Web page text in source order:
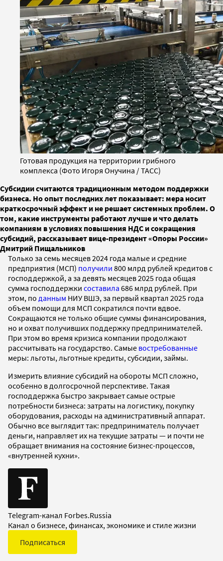
Готовая продукция на территории грибного
комплекса (Фото Игоря Онучина / ТАСС)
Субсидии считаются традиционным методом поддержки
бизнеса. Но опыт последних лет показывает: мера носит
краткосрочный эффект и не решает системных проблем. О
том, какие инструменты работают лучше и что делать
компаниям в условиях повышения НДС и сокращения
субсидий, рассказывает вице-президент «Опоры России»
Дмитрий Пищальников
Только за семь месяцев 2024 года малые и средние
предприятия (МСП) получили 800 млрд рублей кредитов с
господдержкой, а за девять месяцев 2025 года общая
сумма господдержки составила 686 млрд рублей. При
этом, по данным НИУ ВШЭ, за первый квартал 2025 года
объем помощи для МСП сократился почти вдвое.
Сокращаются не только общие суммы финансирования,
но и охват получивших поддержку предпринимателей.
При этом во время кризиса компании продолжают
рассчитывать на государство. Самые востребованные
меры: льготы, льготные кредиты, субсидии, займы.
Измерить влияние субсидий на обороты МСП сложно,
особенно в долгосрочной перспективе. Такая
господдержка быстро закрывает самые острые
потребности бизнеса: затраты на логистику, покупку
оборудования, расходы на административный аппарат.
Обычно все выглядит так: предприниматель получает
деньги, направляет их на текущие затраты — и почти не
обращает внимания на состояние бизнес-процессов,
«внутренней кухни».
Telegram-канал Forbes.Russia
Канал о бизнесе, финансах, экономике и стиле жизни
Подписаться